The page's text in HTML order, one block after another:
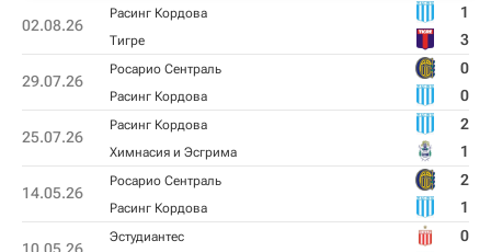
02.08.26
Расинг Кордова 1
Тигре 3
29.07.26
Росарио Сентраль 0
Расинг Кордова 0
25.07.26
Расинг Кордова 2
Химнасия и Эсгрима 1
14.05.26
Росарио Сентраль 2
Расинг Кордова 1
Эстудиантес 0